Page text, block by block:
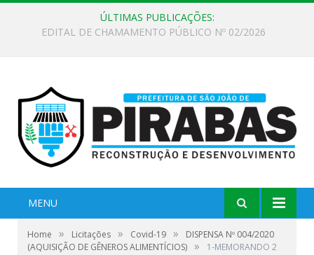
ÚLTIMAS PUBLICAÇÕES:
EDITAL DE CHAMAMENTO PÚBLICO Nº 02/2026
MENU
Home » Licitações » Covid-19 »
DISPENSA Nº 004/2020
(AQUISIÇÃO DE GÊNEROS ALIMENTÍCIOS) » 1-MEMORANDO 2